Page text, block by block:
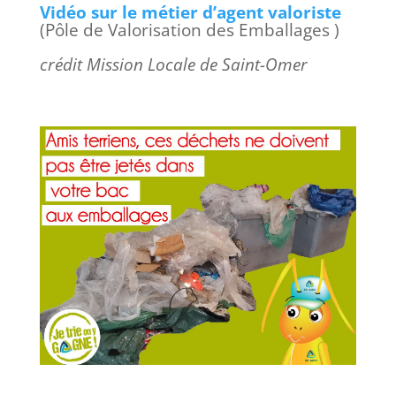
Vidéo sur le métier d’agent valoriste
(Pôle de Valorisation des Emballages )
crédit Mission Locale de Saint-Omer